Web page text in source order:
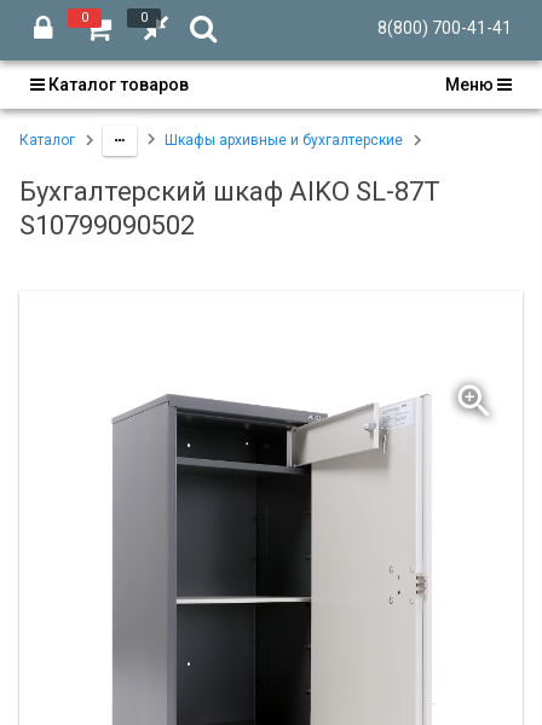
0 0
8(800) 700-41-41
Каталог товаров Меню
Каталог Шкафы архивные и бухгалтерские
Бухгалтерский шкаф AIKO SL-87T
S10799090502